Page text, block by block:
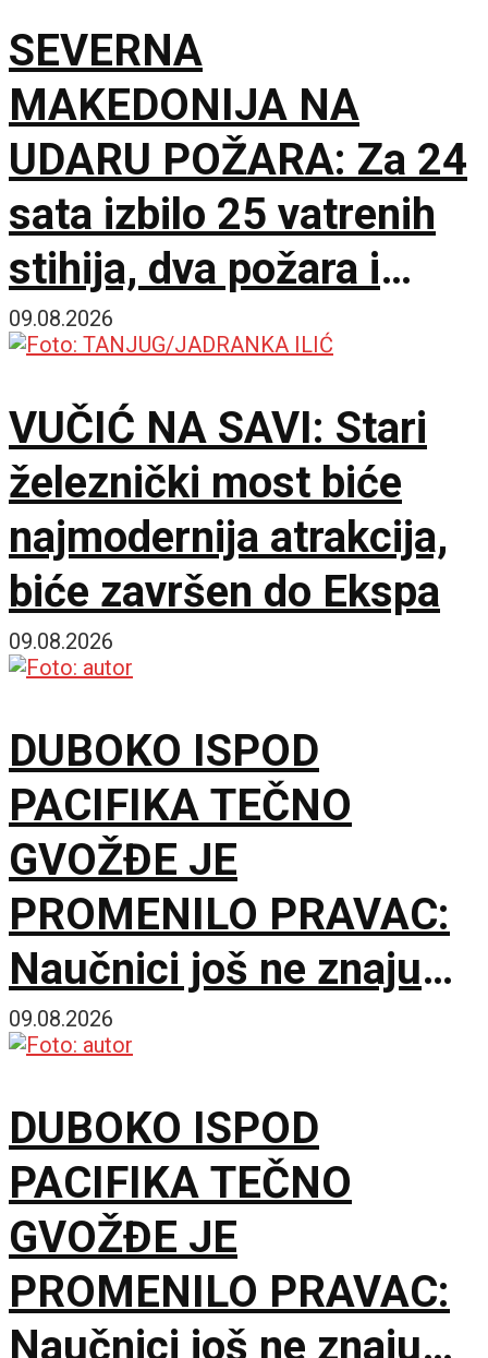
SEVERNA
MAKEDONIJA NA
UDARU POŽARA: Za 24
sata izbilo 25 vatrenih
stihija, dva požara i
dalje aktivna
09.08.2026
VUČIĆ NA SAVI: Stari
železnički most biće
najmodernija atrakcija,
biće završen do Ekspa
09.08.2026
DUBOKO ISPOD
PACIFIKA TEČNO
GVOŽĐE JE
PROMENILO PRAVAC:
Naučnici još ne znaju
šta ga je nateralo da se
09.08.2026
DUBOKO ISPOD
PACIFIKA TEČNO
GVOŽĐE JE
PROMENILO PRAVAC:
Naučnici još ne znaju